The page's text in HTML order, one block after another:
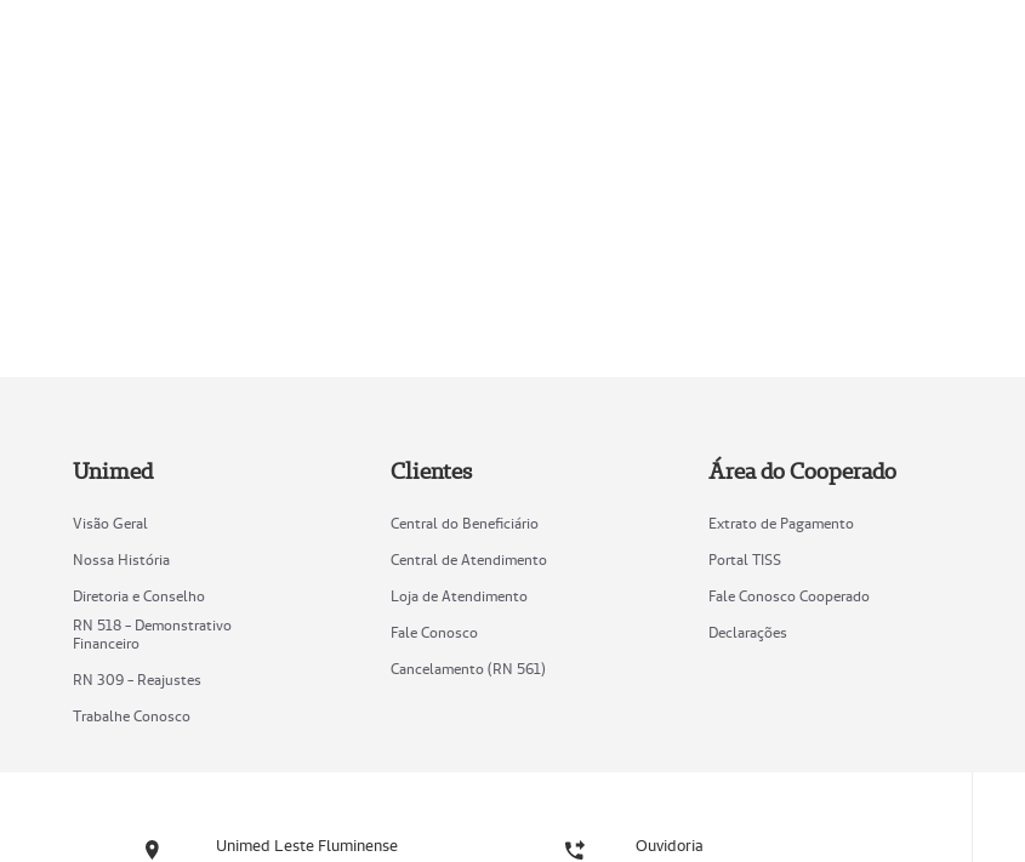
Unimed
Visão Geral
Nossa História
Diretoria e Conselho
RN 518 - Demonstrativo
Financeiro
RN 309 - Reajustes
Trabalhe Conosco
Clientes
Central do Beneficiário
Central de Atendimento
Loja de Atendimento
Fale Conosco
Cancelamento (RN 561)
Área do Cooperado
Extrato de Pagamento
Portal TISS
Fale Conosco Cooperado
Declarações
Unimed Leste Fluminense Ouvidoria